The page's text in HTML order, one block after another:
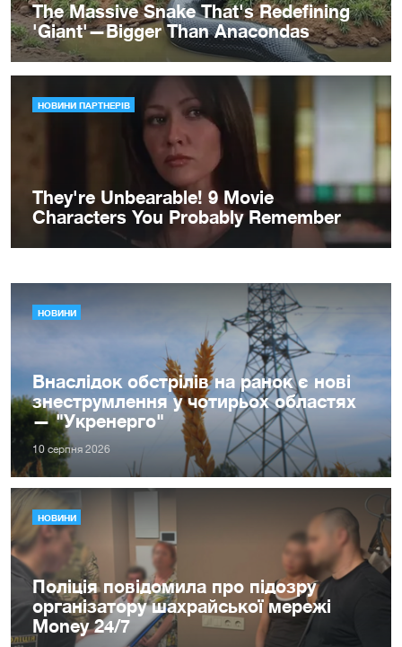
НОВИНИ
Внаслідок обстрілів на ранок є нові
знеструмлення у чотирьох областях
— "Укренерго"
10 серпня 2026
НОВИНИ
Поліція повідомила про підозру
організатору шахрайської мережі
Money 24/7